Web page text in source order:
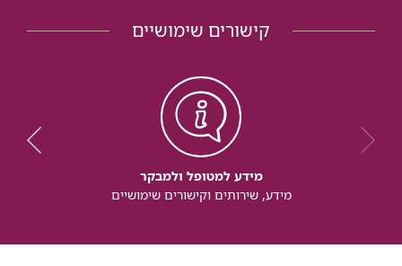
קישורים שימושיים
מידע למטופל ולמבקר
מידע, שירותים וקישורים שימושיים